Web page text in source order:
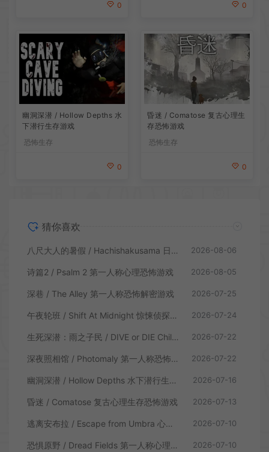
0 0
幽洞深潜 / Hollow Depths 水
下潜行生存游戏
恐怖生存
0
昏迷 / Comatose 复古心理生
存恐怖游戏
恐怖生存
0
猜你喜欢
八尺大人的暑假 / Hachishakusama 日式温情恐怖游戏 2026-08-06
诗篇2 / Psalm 2 第一人称心理恐怖游戏 2026-08-05
深巷 / The Alley 第一人称恐怖解密游戏 2026-07-25
午夜轮班 / Shift At Midnight 惊悚侦探恐怖游戏 2026-07-24
生死深潜：雨之子民 / DIVE or DIE Children of Rain 恐怖生存探索游戏 2026-07-22
深夜照相馆 / Photomaly 第一人称恐怖游戏 2026-07-22
幽洞深潜 / Hollow Depths 水下潜行生存游戏 2026-07-16
昏迷 / Comatose 复古心理生存恐怖游戏 2026-07-13
逃离安布拉 / Escape from Umbra 心理生存恐怖解谜游戏 2026-07-10
恐惧原野 / Dread Fields 第一人称心理恐怖游戏 2026-07-10